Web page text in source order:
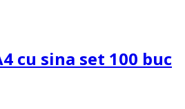
cu sina set 100 buc